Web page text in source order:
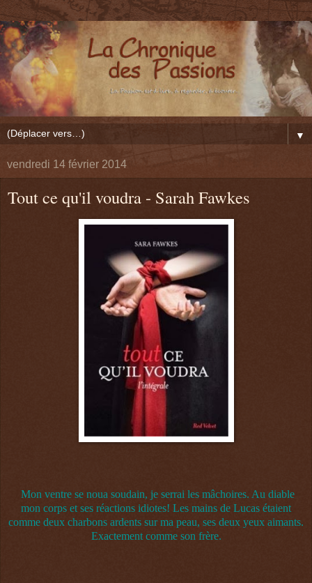
▼
vendredi 14 février 2014
Tout ce qu'il voudra - Sarah Fawkes
Mon ventre se noua soudain, je serrai les mâchoires. Au diable
mon corps et ses réactions idiotes! Les mains de Lucas étaient
comme deux charbons ardents sur ma peau, ses deux yeux aimants.
Exactement comme son frère.